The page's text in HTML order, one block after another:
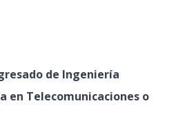
de Ingeniería
en Telecomunicaciones o